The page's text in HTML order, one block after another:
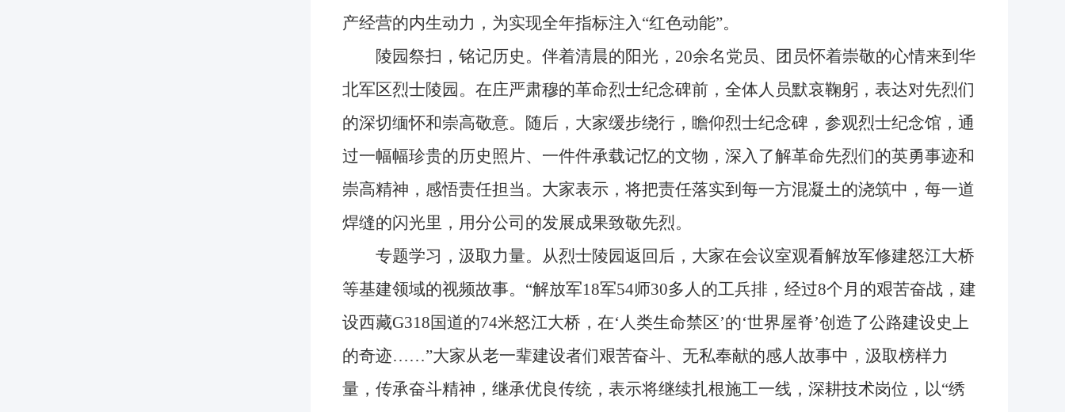
产经营的内生动力，为实现全年指标注入“红色动能”。
陵园祭扫，铭记历史。伴着清晨的阳光，20余名党员、团员怀着崇敬的心情来到华
北军区烈士陵园。在庄严肃穆的革命烈士纪念碑前，全体人员默哀鞠躬，表达对先烈们
的深切缅怀和崇高敬意。随后，大家缓步绕行，瞻仰烈士纪念碑，参观烈士纪念馆，通
过一幅幅珍贵的历史照片、一件件承载记忆的文物，深入了解革命先烈们的英勇事迹和
崇高精神，感悟责任担当。大家表示，将把责任落实到每一方混凝土的浇筑中，每一道
焊缝的闪光里，用分公司的发展成果致敬先烈。
专题学习，汲取力量。从烈士陵园返回后，大家在会议室观看解放军修建怒江大桥
等基建领域的视频故事。“解放军18军54师30多人的工兵排，经过8个月的艰苦奋战，建
设西藏G318国道的74米怒江大桥，在‘人类生命禁区’的‘世界屋脊’创造了公路建设史上
的奇迹……”大家从老一辈建设者们艰苦奋斗、无私奉献的感人故事中，汲取榜样力
量，传承奋斗精神，继承优良传统，表示将继续扎根施工一线，深耕技术岗位，以“绣